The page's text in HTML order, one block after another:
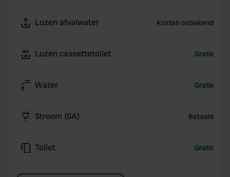
Lozen afvalwater Kosten onbekend
Lozen cassettetoilet Gratis
Water Gratis
Stroom (6A) Betaald
Toilet Gratis